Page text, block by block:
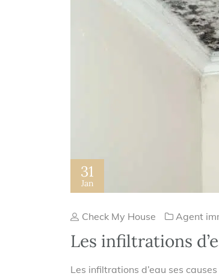
31
Jan
Check My House Agent
Les infiltrations
Les infiltrations d’eau ses